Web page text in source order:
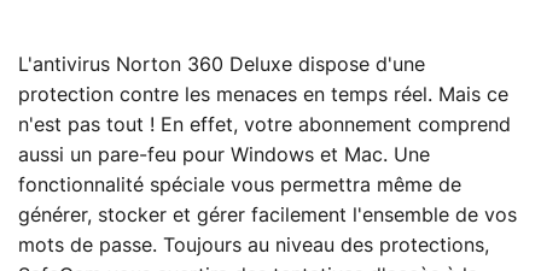
L'antivirus Norton 360 Deluxe dispose d'une
protection contre les menaces en temps réel. Mais ce
n'est pas tout ! En effet, votre abonnement comprend
aussi un pare-feu pour Windows et Mac. Une
fonctionnalité spéciale vous permettra même de
générer, stocker et gérer facilement l'ensemble de vos
mots de passe. Toujours au niveau des protections,